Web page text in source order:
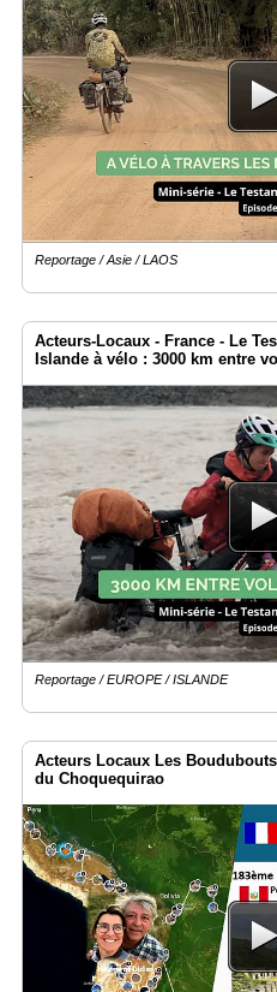
Reportage / Asie / LAOS
Acteurs-Locaux - France - Le
Islande à vélo : 3000 km entre
Reportage / EUROPE / ISLANDE
Acteurs Locaux Les
du Choquequirao